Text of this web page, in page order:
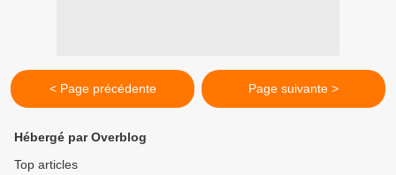
< Page précédente Page suivante >
Hébergé par Overblog
Top articles